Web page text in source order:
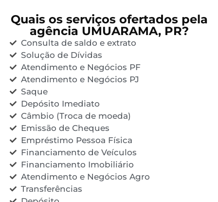
Quais os serviços ofertados pela
agência UMUARAMA, PR?
Consulta de saldo e extrato
Solução de Dívidas
Atendimento e Negócios PF
Atendimento e Negócios PJ
Saque
Depósito Imediato
Câmbio (Troca de moeda)
Emissão de Cheques
Empréstimo Pessoa Física
Financiamento de Veículos
Financiamento Imobiliário
Atendimento e Negócios Agro
Transferências